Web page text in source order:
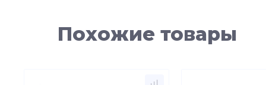
Похожие товары